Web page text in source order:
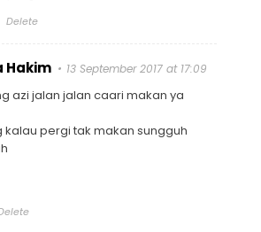
Delete
Hakim 13 September 2017 at 17:09
azi jalan jalan caari makan ya
kalau pergi tak makan sungguh